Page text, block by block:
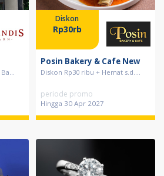
Diskon
Rp30rb
Posin Bakery & Cafe New
Diskon Rp30 ribu + Hemat s.d....
periode promo
Hingga 30 Apr 2027